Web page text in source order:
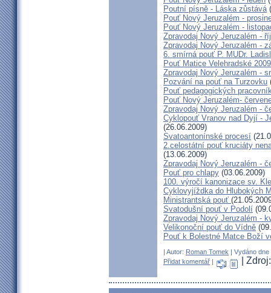
Poutní písně - Láska zůstává
Pouť Nový Jeruzalém -
Pouť Nový Jeruzalém -
Zpravodaj Nový Jeruzalém -
Zpravodaj Nový Jeruzalém -
6. smírná pouť P. MUDr.
Pouť Matice Velehradské 2009
Zpravodaj Nový Jeruzalém -
Pozvání na pouť na Turzovku
Pouť pedagogických
Pouť Nový Jeruzalém-
Zpravodaj Nový Jeruzalém -
Cyklopouť Vranov nad Dyjí -
(26.06.2009)
Svatoantonínské procesí
2.celostátní pouť kruciáty
(13.06.2009)
Zpravodaj Nový Jeruzalém -
Pouť pro chlapy (03.06.2009)
100. výročí kanonizace sv.
Cyklovyjíždka do Hlubokých
Ministrantská pouť
Svatodušní pouť v Podolí
Zpravodaj Nový Jeruzalém -
Velikonoční pouť do Vídně
Pouť k Bolestné Matce Boží
| Autor: Roman Tomek | Vydáno
Přidat komentář | |